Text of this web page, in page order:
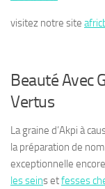
visitez notre site
Beauté Avec
Vertus
La graine d’Akpi à
la préparation de
exceptionnelle
les seins etfesses